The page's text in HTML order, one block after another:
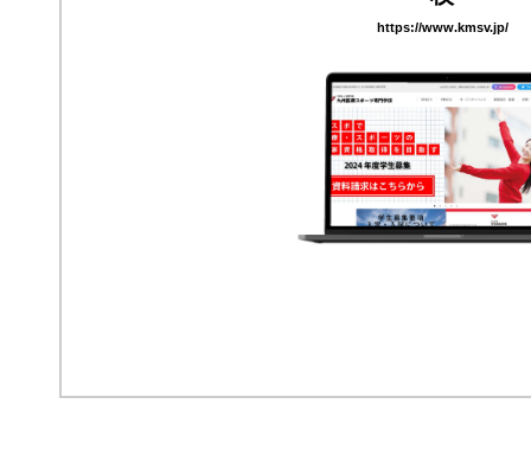
https://www.kmsv.jp/